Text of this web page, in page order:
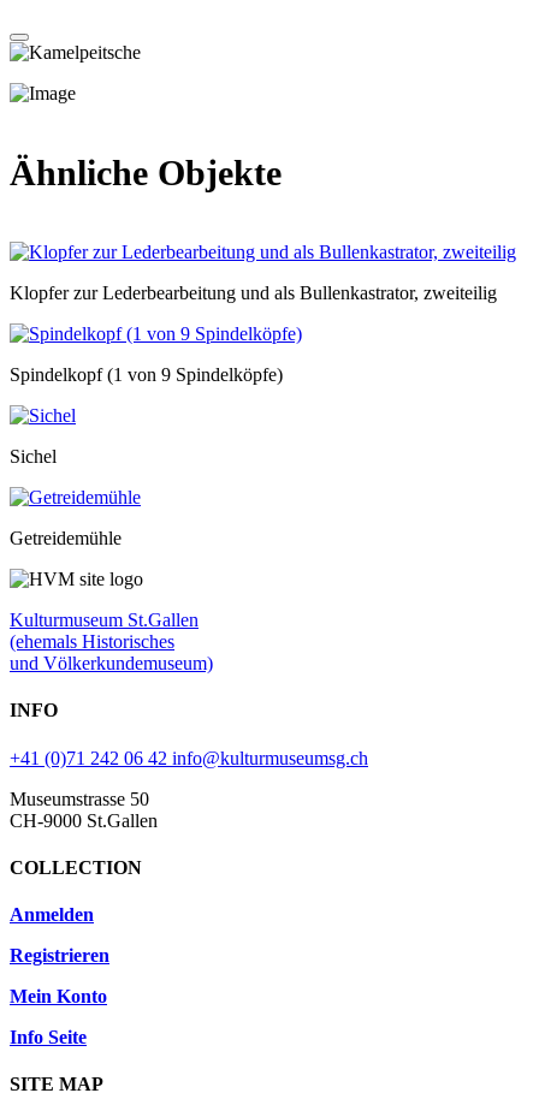
Ähnliche Objekte
Klopfer zur Lederbearbeitung und als Bullenkastrator, zweiteilig
Spindelkopf (1 von 9 Spindelköpfe)
Sichel
Getreidemühle
Kulturmuseum St.Gallen
(ehemals Historisches
und Völkerkundemuseum)
INFO
+41 (0)71 242 06 42 info@kulturmuseumsg.ch
Museumstrasse 50
CH-9000 St.Gallen
COLLECTION
Anmelden
Registrieren
Mein Konto
Info Seite
SITE MAP